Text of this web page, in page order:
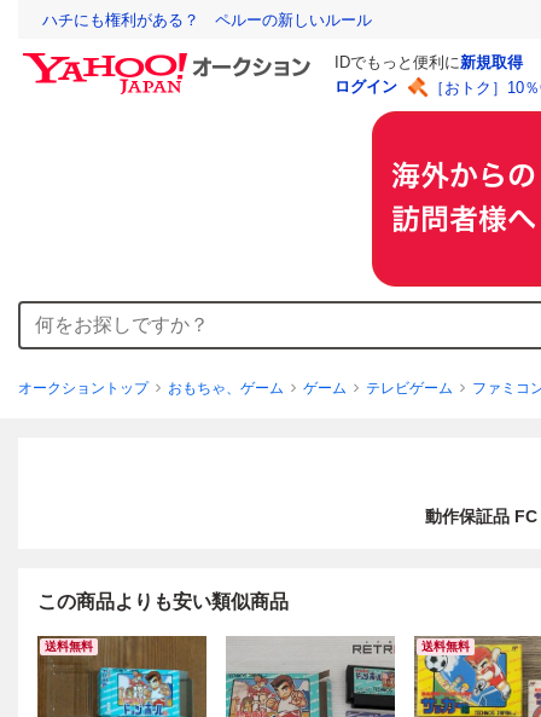
ハチにも権利がある？ ペルーの新しいルール
IDでもっと便利に新規取得
ログイン
［おトク］10
オークショントップ おもちゃ、ゲーム ゲーム テレビゲーム ファミコ
動作保証品
この商品よりも安い類似商品
送料無料 送料無料